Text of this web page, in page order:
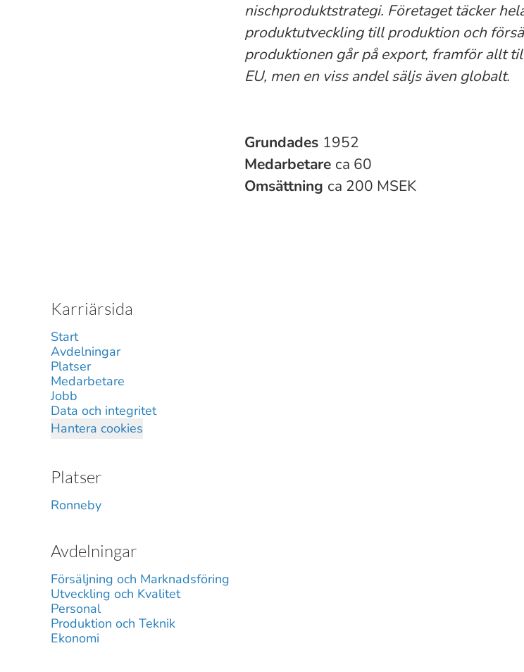
nischproduktstrategi. Företaget täcker
produktutveckling till produktion och
produktionen går på export, framför allt
EU, men en viss andel säljs även globalt.
Grundades 1952
Medarbetare ca 60
Omsättning ca 200 MSEK
Karriärsida
Start
Avdelningar
Platser
Medarbetare
Jobb
Data och integritet
Hantera cookies
Platser
Ronneby
Avdelningar
Försäljning och Marknadsföring
Utveckling och Kvalitet
Personal
Produktion och Teknik
Ekonomi